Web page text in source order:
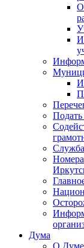
Дума
О Думе